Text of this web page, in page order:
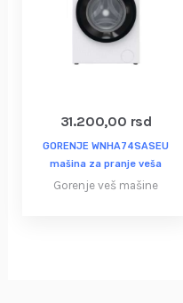
31.200,00 rsd
GORENJE WNHA74SASEU
mašina za pranje veša
Gorenje veš mašine